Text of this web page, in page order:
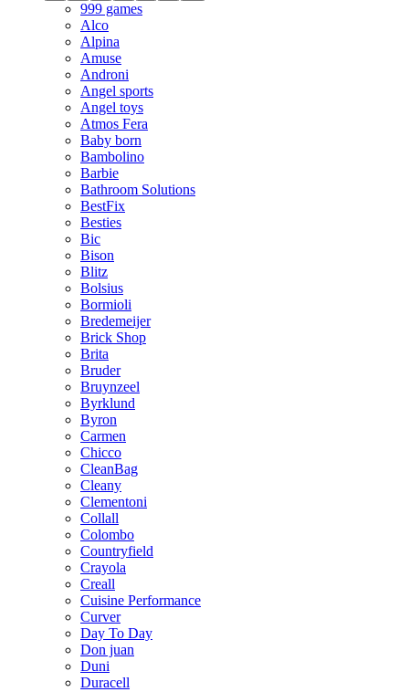
999 games
Alco
Alpina
Amuse
Androni
Angel sports
Angel toys
Atmos Fera
Baby born
Bambolino
Barbie
Bathroom Solutions
BestFix
Besties
Bic
Bison
Blitz
Bolsius
Bormioli
Bredemeijer
Brick Shop
Brita
Bruder
Bruynzeel
Byrklund
Byron
Carmen
Chicco
CleanBag
Cleany
Clementoni
Collall
Colombo
Countryfield
Crayola
Creall
Cuisine Performance
Curver
Day To Day
Don juan
Duni
Duracell